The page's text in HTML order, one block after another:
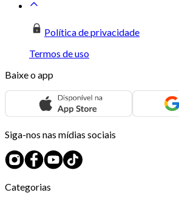
Política de privacidade
Termos de uso
Baixe o app
Siga-nos nas mídias sociais
Categorias